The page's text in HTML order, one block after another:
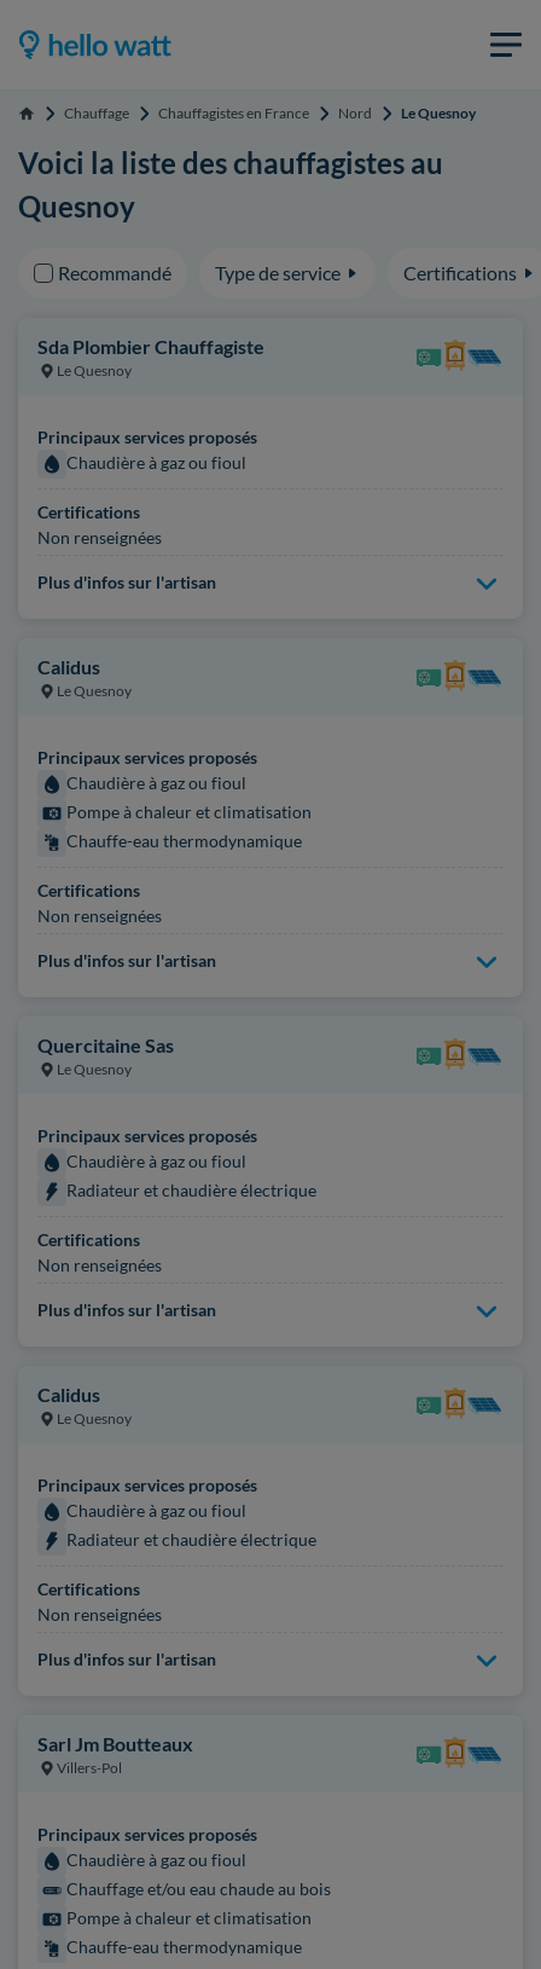
Accueil Chauffage Chauffagistes en France Nord Le Quesnoy
Voici la liste des chauffagistes au
Quesnoy
Recommandé Type de service Certifications
Sda Plombier Chauffagiste
Le Quesnoy
Principaux services proposés
Chaudière à gaz ou fioul
Certifications
Non renseignées
Plus d'infos sur l'artisan
Calidus
Le Quesnoy
Principaux services proposés
Chaudière à gaz ou fioul
Pompe à chaleur et climatisation
Chauffe-eau thermodynamique
Certifications
Non renseignées
Plus d'infos sur l'artisan
Quercitaine Sas
Le Quesnoy
Principaux services proposés
Chaudière à gaz ou fioul
Radiateur et chaudière électrique
Certifications
Non renseignées
Plus d'infos sur l'artisan
Calidus
Le Quesnoy
Principaux services proposés
Chaudière à gaz ou fioul
Radiateur et chaudière électrique
Certifications
Non renseignées
Plus d'infos sur l'artisan
Sarl Jm Boutteaux
Villers-Pol
Principaux services proposés
Chaudière à gaz ou fioul
Chauffage et/ou eau chaude au bois
Pompe à chaleur et climatisation
Chauffe-eau thermodynamique